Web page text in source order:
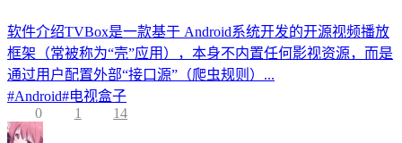
软件介绍TVBox是一款基于 Android系统开发的开源视频播放
框架（常被称为“壳”应用），本身不内置任何影视资源，而是
通过用户配置外部“接口源”（爬虫规则）...
#Android#电视盒子
0
1 14